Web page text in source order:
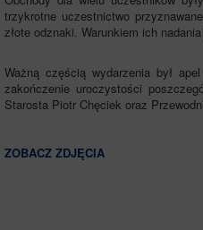
trzykrotne uczestnictwo
złote odznaki. Warunkiem ich
Ważną częścią wydarzenia był
zakończenie uroczystości
Starosta Piotr Chęciek oraz
ZOBACZ ZDJĘCIA